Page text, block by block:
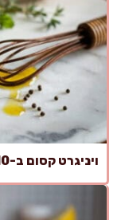
ויניגרט קסום ב-10 דקות, בלי בלנדר ובלי מאמץ